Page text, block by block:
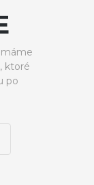
ktoré
po